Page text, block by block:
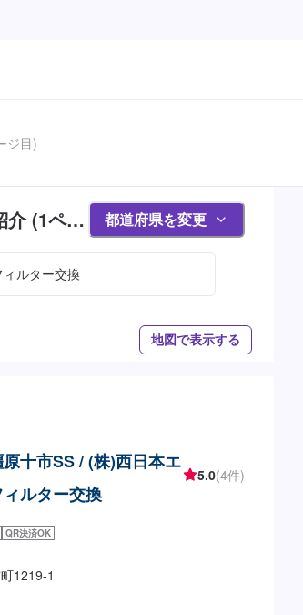
ジ目)
介 (1ペー
都道府県を変更
ィルター交換
地図で表示する
十市SS / (株)西日本エ
ルター交換
5.0(4件)
QR決済OK
1219-1